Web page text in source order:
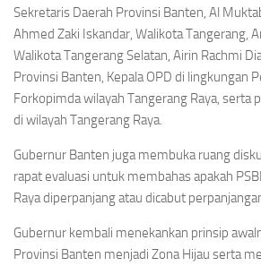
Sekretaris Daerah Provinsi Banten, Al
Ahmed Zaki Iskandar, Walikota Tangerang,
Walikota Tangerang Selatan, Airin Rachmi
Provinsi Banten, Kepala OPD di lingkungan
Forkopimda wilayah Tangerang Raya, serta
di wilayah Tangerang Raya.
Gubernur Banten juga membuka ruang
rapat evaluasi untuk membahas apakah
Raya diperpanjang atau dicabut
Gubernur kembali menekankan prinsip
Provinsi Banten menjadi Zona Hijau serta